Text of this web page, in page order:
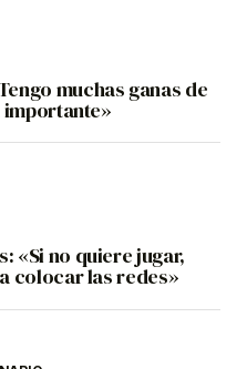
muchas ganas de
«Si no quiere jugar,
colocar las redes»